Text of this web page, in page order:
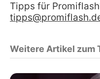
Tipps für
Weitere Artikel zum